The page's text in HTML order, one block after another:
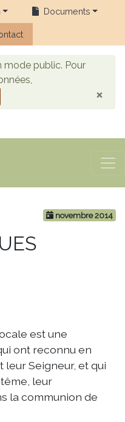
Documents
mode public. Pour
×
novembre 2014
est une
ont reconnu en
leur Seigneur, et qui
leur
la communion de